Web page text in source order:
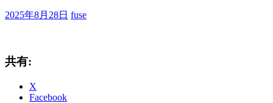
2025年8月28日 fuse
共有:
X
Facebook